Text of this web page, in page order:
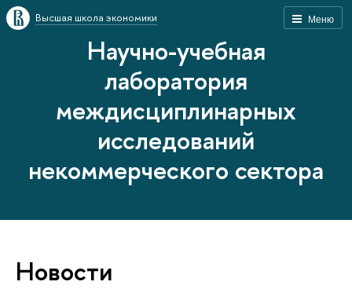
Меню
Высшая школа экономики
Научно-учебная
лаборатория
междисциплинарных
исследований
некоммерческого сектора
Новости